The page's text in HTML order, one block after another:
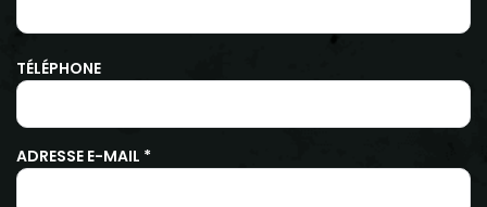
TÉLÉPHONE
ADRESSE E-MAIL *